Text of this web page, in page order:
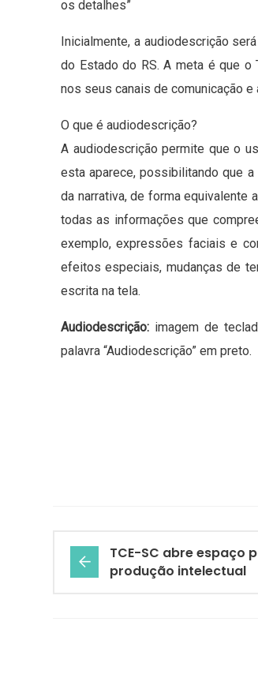
os detalhes”
Inicialmente, a audiodescrição
do Estado do RS. A meta é que o
nos seus canais de comunicação
O que é audiodescrição?
A audiodescrição permite que o
esta aparece, possibilitando que
da narrativa, de forma equivalente
todas as informações que
exemplo, expressões faciais e
efeitos especiais, mudanças de
escrita na tela.
Audiodescrição: imagem de
palavra “Audiodescrição” em preto.
TCE-SC abre espaço
produção intelectual